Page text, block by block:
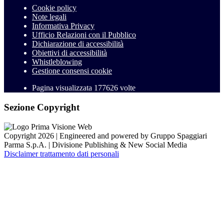
Cookie policy
Note legali
Informativa Privacy
Ufficio Relazioni con il Pubblico
Dichiarazione di accessibilità
Obiettivi di accessibilità
Whistleblowing
Gestione consensi cookie
Pagina visualizzata 177626 volte
Sezione Copyright
Copyright 2026 | Engineered and powered by Gruppo Spaggiari
Parma S.p.A. | Divisione Publishing & New Social Media
Disclaimer trattamento dati personali